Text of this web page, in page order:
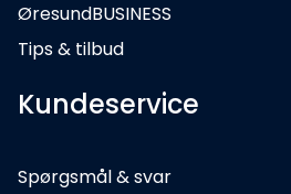
ØresundBUSINESS
Tips & tilbud
Kundeservice
Spørgsmål & svar